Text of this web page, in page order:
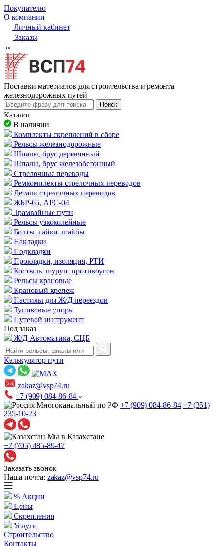
Покупателю
О компании
Личный кабинет
Заказы
Пocтaвки мaтepиaлoв для cтpoитeльcтвa и peмoнтa
жeлeзнoдopoжныx путeй
Поиск
Каталог
В наличии
Комплекты скреплений в сборе
Рельсы железнодорожные
Шпалы, брус деревянный
Шпалы, брус железобетонный
Стрелочные переводы
Ремкомплекты стрелочных переводов
Детали стрелочных переводов
ЖБР-65, АРС-04
Трамвайные пути
Рельсы узкоколейные
Болты, гайки, шайбы
Накладки
Подкладки
Прокладки, изоляция, РТИ
Костыль, шуруп, противоугон
Рельсы крановые
Крановый крепеж
Настилы для Ж/Д переездов
Тупиковые упоры
Путевой инструмент
Под заказ
Ж/Д Автоматика, СЦБ
Калькулятор пути
zakaz@vsp74.ru
+7 (909) 084-86-84
Многоканальный по РФ +7 (909) 084-86-84 +7 (351)
235-10-23
Мы в Казахстане
+7 (705) 485-89-47
Заказать звонок
Наша почта: zakaz@vsp74.ru
% Акции
Цены
Скрепления
Услуги
Строительство
Контакты